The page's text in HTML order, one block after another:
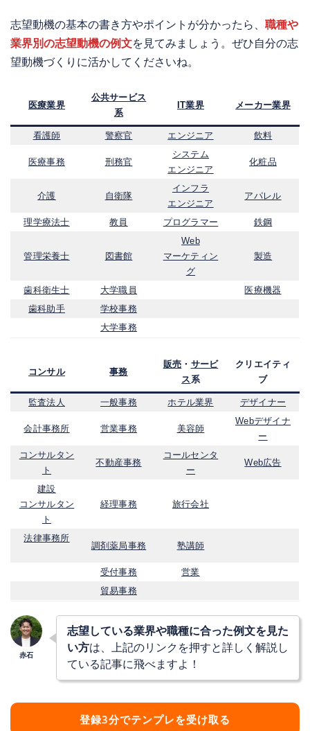
志望動機の基本の書き方やポイントが分かったら、 職種や
業界別の志望動機の例文を見てみましょう。ぜひ自分の志
望動機づくりに活かしてくださいね。
医療業界
公共サービス
系
IT業界 メーカー業界
看護師 警察官 エンジニア 飲料
医療事務 刑務官
システム
エンジニア
化粧品
介護 自衛隊
インフラ
エンジニア
アパレル
理学療法士 教員 プログラマー 鉄鋼
管理栄養士 図書館
Web
マーケティン
グ
製造
歯科衛生士 大学職員
医療機器
歯科助手
学校事務
大学事務
コンサル 事務
販売 ・ サービ
ス系
クリエイティ
ブ
監査法人 一般事務 ホテル業界 デザイナー
会計事務所 営業事務 美容師
Webデザイナ
ー
コンサルタン
ト
不動産事務
コールセンタ
ー
Web広告
建設
コンサルタン
ト
経理事務 旅行会社
法律事務所
調剤薬局事務 塾講師
受付事務
営業
貿易事務
志望している業界や職種に合った例文を見た
い方は、上記のリンクを押すと詳しく解説し
ている記事に飛べますよ！
登録3分でテンプレを受け取る